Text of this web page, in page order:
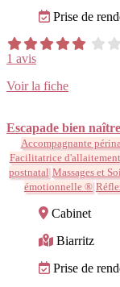
Prise de
1 avis
Voir la fiche
Escapade bien
Accompagnante
Facilitatrice d'allaitement
postnatal Massages et
émotionnelle ®
Cabinet
Biarritz
Prise de